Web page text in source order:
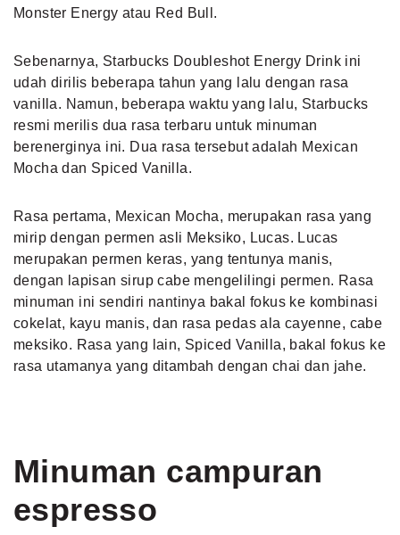
Monster Energy atau Red Bull.
Sebenarnya, Starbucks Doubleshot Energy Drink ini
udah dirilis beberapa tahun yang lalu dengan rasa
vanilla. Namun, beberapa waktu yang lalu, Starbucks
resmi merilis dua rasa terbaru untuk minuman
berenerginya ini. Dua rasa tersebut adalah Mexican
Mocha dan Spiced Vanilla.
Rasa pertama, Mexican Mocha, merupakan rasa yang
mirip dengan permen asli Meksiko, Lucas. Lucas
merupakan permen keras, yang tentunya manis,
dengan lapisan sirup cabe mengelilingi permen. Rasa
minuman ini sendiri nantinya bakal fokus ke kombinasi
cokelat, kayu manis, dan rasa pedas ala cayenne, cabe
meksiko. Rasa yang lain, Spiced Vanilla, bakal fokus ke
rasa utamanya yang ditambah dengan chai dan jahe.
Minuman campuran
espresso